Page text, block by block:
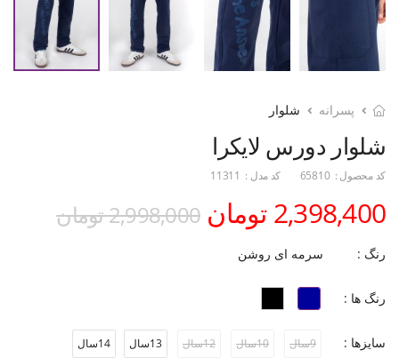
پسرانه شلوار
شلوار دورس لایکرا
کد محصول : 65810 کد مدل : 11311
2,398,400 تومان 2,998,000 تومان
رنگ : سرمه ای روشن
رنگ ها :
سایزها : 9سال 10سال 12سال 13سال 14سال